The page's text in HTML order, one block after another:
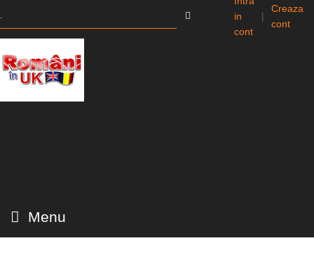
in
cont
|
Creaza
cont
Menu